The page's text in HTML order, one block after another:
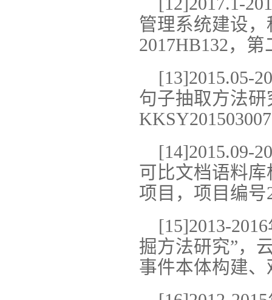
管理系统建设
2017HB132，
[13]2015.05-
句子抽取方法
[14]2015.09-
可比文档语料
项目，项目编号
[15]2013-
掘方法研究”，
事件本体构建